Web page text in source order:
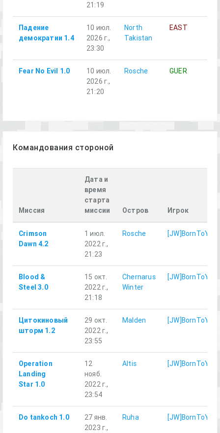
21:19
Падение
демократии 1.4
10 июл.
2026 г.,
23:30
North
Takistan
EAST
Fear No Evil 1.0
10 июл.
2026 г.,
21:20
Rosche GUER
Командования стороной
Миссия
Дата и
время
старта
миссии
Остров Игрок
Crimson
Dawn 4.2
1 июл.
2022 г.,
21:23
Rosche
Blood &
Steel 3.0
15 окт.
2022 г.,
21:18
Chernarus
Winter
Цитокиновый
шторм 1.2
29 окт.
2022 г.,
23:55
Malden
Operation
Landing
Star 1.0
12
нояб.
2022 г.,
23:54
Altis
Do tankoch 1.0
27 янв.
2023 г.,
Ruha